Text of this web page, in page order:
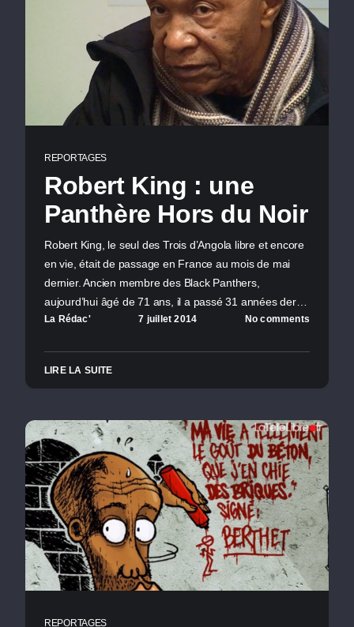
REPORTAGES
Robert King : une
Panthère Hors du Noir
Robert King, le seul des Trois d’Angola libre et encore
en vie, était de passage en France au mois de mai
dernier. Ancien membre des Black Panthers,
aujourd’hui âgé de 71 ans, il a passé 31 années der…
La Rédac' 7 juillet 2014 No comments
LIRE LA SUITE
REPORTAGES